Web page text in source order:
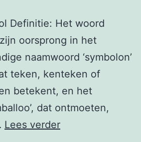
Definitie: Het woord
zijn oorsprong in het
naamwoord ‘symbolon’
teken, kenteken of
betekent, en het
dat ontmoeten,
Lees verderSymbool